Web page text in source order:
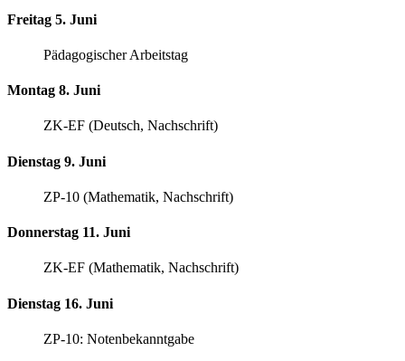
Freitag 5. Juni
Pädagogischer Arbeitstag
Montag 8. Juni
ZK-EF (Deutsch, Nachschrift)
Dienstag 9. Juni
ZP-10 (Mathematik, Nachschrift)
Donnerstag 11. Juni
ZK-EF (Mathematik, Nachschrift)
Dienstag 16. Juni
ZP-10: Notenbekanntgabe